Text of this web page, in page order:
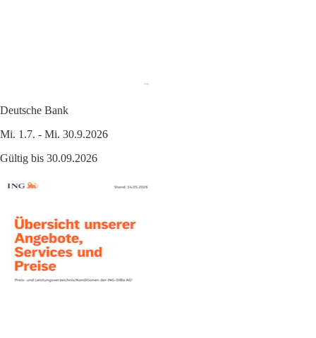
Deutsche Bank
Mi. 1.7. - Mi. 30.9.2026
Gültig bis 30.09.2026